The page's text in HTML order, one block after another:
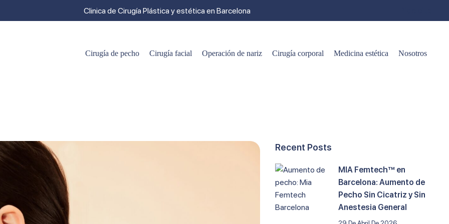
Clinica de Cirugía Plástica y estética en Barcelona
Cirugía de pecho Cirugía facial Operación de nariz Cirugía corporal Medicina estética Nosotros
Recent Posts
MIA Femtech™ en
Barcelona: Aumento de
Pecho Sin Cicatriz y Sin
Anestesia General